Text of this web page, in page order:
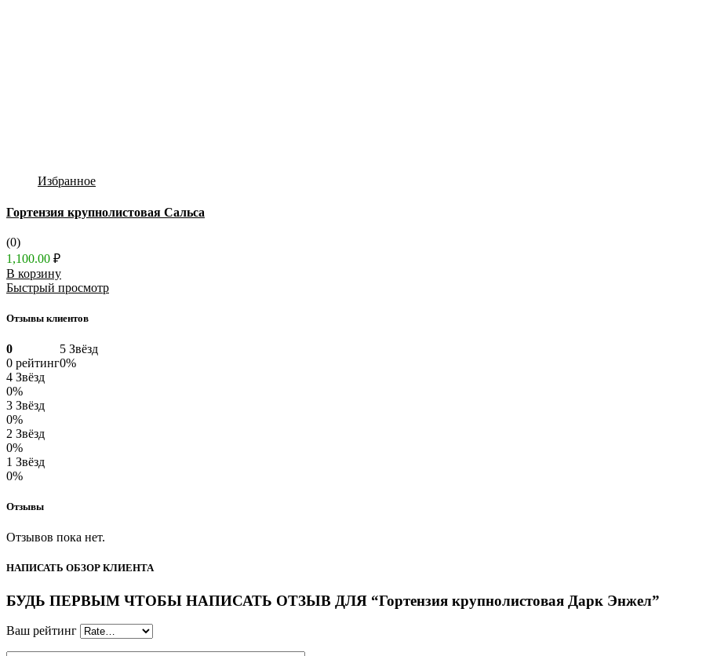
Избранное
Гортензия крупнолистовая Сальса
(0)
1,100.00 ₽
В корзину
Быстрый просмотр
Отзывы клиентов
0
0 рейтинг
5 Звёзд
0%
4 Звёзд
0%
3 Звёзд
0%
2 Звёзд
0%
1 Звёзд
0%
Отзывы
Отзывов пока нет.
НАПИСАТЬ ОБЗОР КЛИЕНТА
БУДЬ ПЕРВЫМ ЧТОБЫ НАПИСАТЬ ОТЗЫВ ДЛЯ “Гортензия крупнолистовая Дарк Энжел”
Ваш рейтинг